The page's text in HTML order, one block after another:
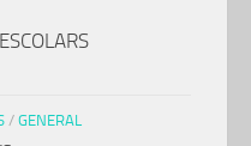
/ GENERAL